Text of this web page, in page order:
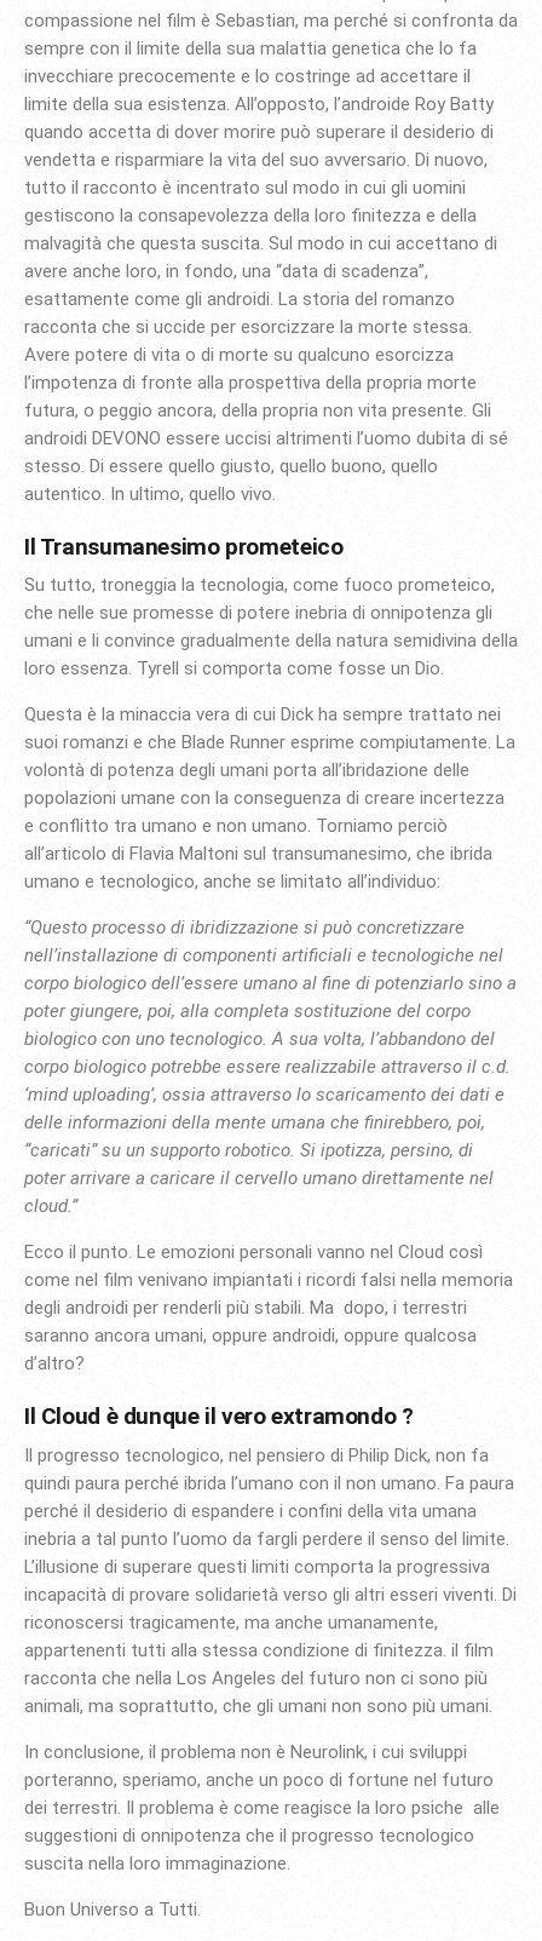
compassione nel film è Sebastian, ma perché si confronta da
sempre con il limite della sua malattia genetica che lo fa
invecchiare precocemente e lo costringe ad accettare il
limite della sua esistenza. All’opposto, l’androide Roy Batty
quando accetta di dover morire può superare il desiderio di
vendetta e risparmiare la vita del suo avversario. Di nuovo,
tutto il racconto è incentrato sul modo in cui gli uomini
gestiscono la consapevolezza della loro finitezza e della
malvagità che questa suscita. Sul modo in cui accettano di
avere anche loro, in fondo, una “data di scadenza”,
esattamente come gli androidi. La storia del romanzo
racconta che si uccide per esorcizzare la morte stessa.
Avere potere di vita o di morte su qualcuno esorcizza
l’impotenza di fronte alla prospettiva della propria morte
futura, o peggio ancora, della propria non vita presente. Gli
androidi DEVONO essere uccisi altrimenti l’uomo dubita di sé
stesso. Di essere quello giusto, quello buono, quello
autentico. In ultimo, quello vivo.
Il Transumanesimo prometeico
Su tutto, troneggia la tecnologia, come fuoco prometeico,
che nelle sue promesse di potere inebria di onnipotenza gli
umani e li convince gradualmente della natura semidivina della
loro essenza. Tyrell si comporta come fosse un Dio.
Questa è la minaccia vera di cui Dick ha sempre trattato nei
suoi romanzi e che Blade Runner esprime compiutamente. La
volontà di potenza degli umani porta all’ibridazione delle
popolazioni umane con la conseguenza di creare incertezza
e conflitto tra umano e non umano. Torniamo perciò
all’articolo di Flavia Maltoni sul transumanesimo, che ibrida
umano e tecnologico, anche se limitato all’individuo:
“Questo processo di ibridizzazione si può concretizzare
nell’installazione di componenti artificiali e tecnologiche nel
corpo biologico dell’essere umano al fine di potenziarlo sino a
poter giungere, poi, alla completa sostituzione del corpo
biologico con uno tecnologico. A sua volta, l’abbandono del
corpo biologico potrebbe essere realizzabile attraverso il c.d.
‘mind uploading’, ossia attraverso lo scaricamento dei dati e
delle informazioni della mente umana che finirebbero, poi,
“caricati” su un supporto robotico. Si ipotizza, persino, di
poter arrivare a caricare il cervello umano direttamente nel
cloud.”
Ecco il punto. Le emozioni personali vanno nel Cloud così
come nel film venivano impiantati i ricordi falsi nella memoria
degli androidi per renderli più stabili. Ma dopo, i terrestri
saranno ancora umani, oppure androidi, oppure qualcosa
d’altro?
Il Cloud è dunque il vero extramondo ?
Il progresso tecnologico, nel pensiero di Philip Dick, non fa
quindi paura perché ibrida l’umano con il non umano. Fa paura
perché il desiderio di espandere i confini della vita umana
inebria a tal punto l’uomo da fargli perdere il senso del limite.
L’illusione di superare questi limiti comporta la progressiva
incapacità di provare solidarietà verso gli altri esseri viventi. Di
riconoscersi tragicamente, ma anche umanamente,
appartenenti tutti alla stessa condizione di finitezza. il film
racconta che nella Los Angeles del futuro non ci sono più
animali, ma soprattutto, che gli umani non sono più umani.
In conclusione, il problema non è Neurolink, i cui sviluppi
porteranno, speriamo, anche un poco di fortune nel futuro
dei terrestri. Il problema è come reagisce la loro psiche alle
suggestioni di onnipotenza che il progresso tecnologico
suscita nella loro immaginazione.
Buon Universo a Tutti.